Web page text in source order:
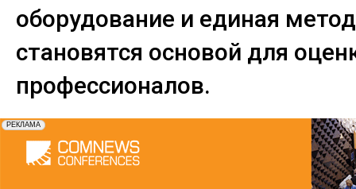
оборудование и единая
становятся основой для
профессионалов.